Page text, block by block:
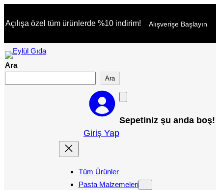
geç
Açılışa özel tüm ürünlerde %10 indirim! Alışverişe Başlayın
Ara
Ara
Giriş Yap
Sepetiniz şu anda boş!
Tüm Ürünler
Pasta Malzemeleri